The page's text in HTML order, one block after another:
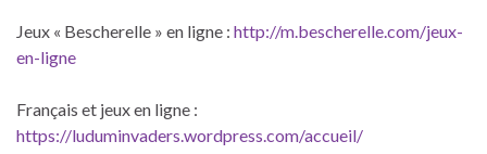
Jeux « Bescherelle » en ligne : http://m.bescherelle.com/jeux-
en-ligne
Français et jeux en ligne :
https://luduminvaders.wordpress.com/accueil/